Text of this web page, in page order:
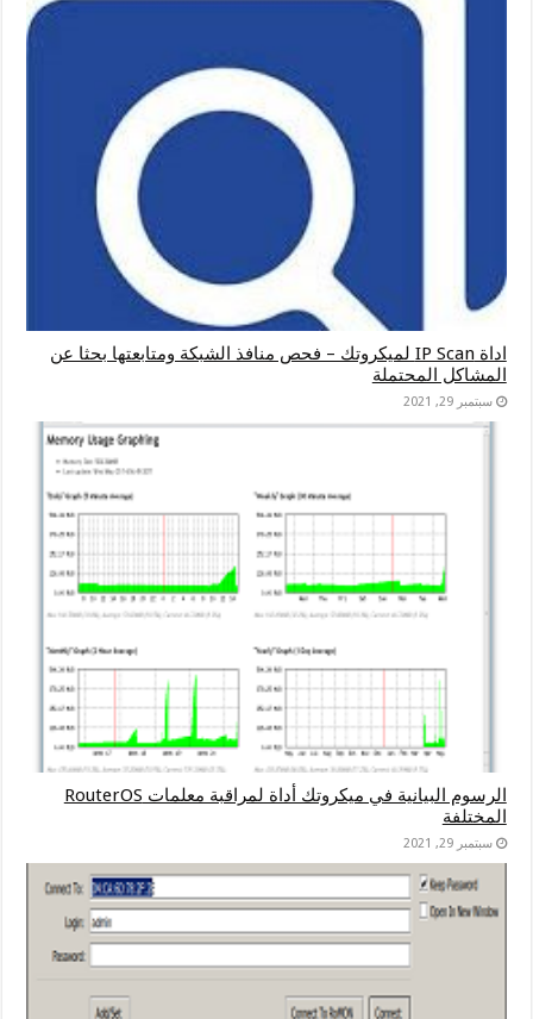
اداة IP Scan لميكروتك – فحص منافذ الشبكة ومتابعتها بحثا عن
المشاكل المحتملة
سبتمبر 29, 2021
الرسوم البيانية في ميكروتك أداة لمراقبة معلمات RouterOS
المختلفة
سبتمبر 29, 2021